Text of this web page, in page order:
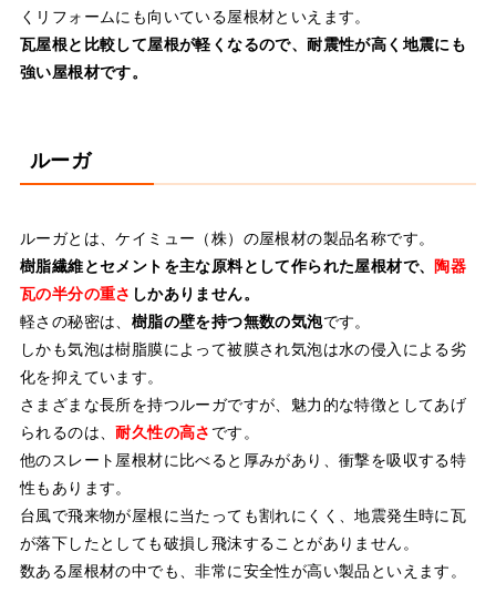
くリフォームにも向いている屋根材といえます。
瓦屋根と比較して屋根が軽くなるので、耐震性が高く地震にも
強い屋根材です。
ルーガ
ルーガとは、ケイミュー（株）の屋根材の製品名称です。
樹脂繊維とセメントを主な原料として作られた屋根材で、
陶器
瓦の半分の重さ しかありません。
軽さの秘密は、 樹脂の壁を持つ無数の気泡です。
しかも気泡は樹脂膜によって被膜され気泡は水の侵入による劣
化を抑えています。
さまざまな長所を持つルーガですが、魅力的な特徴としてあげ
られるのは、耐久性の高さ です。
他のスレート屋根材に比べると厚みがあり、衝撃を吸収する特
性もあります。
台風で飛来物が屋根に当たっても割れにくく、地震発生時に瓦
が落下したとしても破損し飛沫することがありません。
数ある屋根材の中でも、非常に安全性が高い製品といえます。